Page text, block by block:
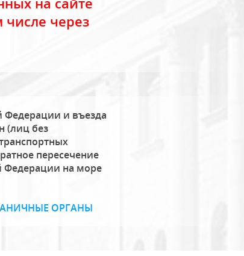
числе через
Федерации и въезда
(лиц без
пересечение
Федерации на море
ОРГАНЫ